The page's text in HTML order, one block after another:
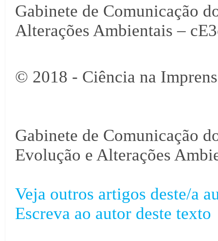
Gabinete de Comunicação
Alterações Ambientais –
© 2018 - Ciência na
Gabinete de Comunicação
Evolução e Alterações
Veja outros artigos deste/a
Escreva ao autor deste texto